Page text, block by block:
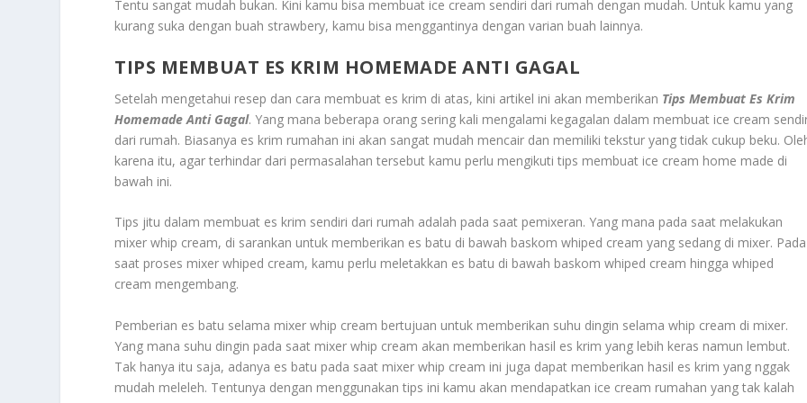
Tentu sangat mudah bukan. Kini kamu bisa membuat ice cream sendiri dari rumah dengan mudah. Untuk kamu yang
kurang suka dengan buah strawbery, kamu bisa menggantinya dengan varian buah lainnya.
TIPS MEMBUAT ES KRIM HOMEMADE ANTI GAGAL
Setelah mengetahui resep dan cara membuat es krim di atas, kini artikel ini akan memberikan Tips Membuat Es Krim
Homemade Anti Gagal. Yang mana beberapa orang sering kali mengalami kegagalan dalam membuat ice cream
dari rumah. Biasanya es krim rumahan ini akan sangat mudah mencair dan memiliki tekstur yang tidak cukup beku.
karena itu, agar terhindar dari permasalahan tersebut kamu perlu mengikuti tips membuat ice cream home made di
bawah ini.
Tips jitu dalam membuat es krim sendiri dari rumah adalah pada saat pemixeran. Yang mana pada saat melakukan
mixer whip cream, di sarankan untuk memberikan es batu di bawah baskom whiped cream yang sedang di mixer. Pada
saat proses mixer whiped cream, kamu perlu meletakkan es batu di bawah baskom whiped cream hingga whiped
cream mengembang.
Pemberian es batu selama mixer whip cream bertujuan untuk memberikan suhu dingin selama whip cream di mixer.
Yang mana suhu dingin pada saat mixer whip cream akan memberikan hasil es krim yang lebih keras namun lembut.
Tak hanya itu saja, adanya es batu pada saat mixer whip cream ini juga dapat memberikan hasil es krim yang nggak
mudah meleleh. Tentunya dengan menggunakan tips ini kamu akan mendapatkan ice cream rumahan yang tak kalah